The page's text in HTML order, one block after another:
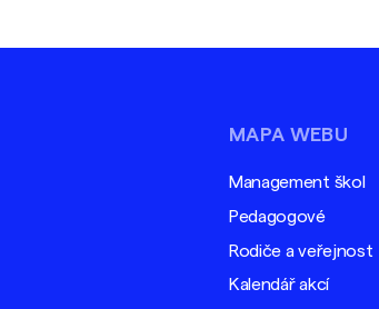
MAPA WEBU
Management škol
Pedagogové
Rodiče a veřejnost
Kalendář akcí